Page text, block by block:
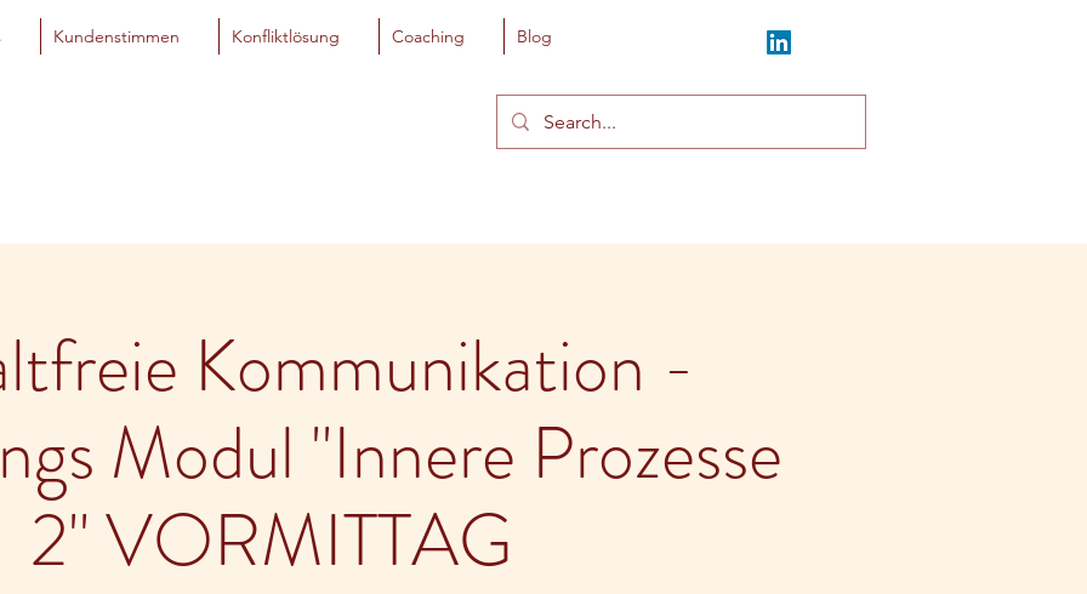
Kundenstimmen Konfliktlösung Coaching Blog
Kommunikation -
Modul "Innere Prozesse
2" VORMITTAG